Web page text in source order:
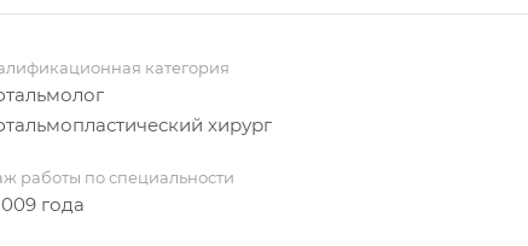
категория
хирург
работы по специальности
года